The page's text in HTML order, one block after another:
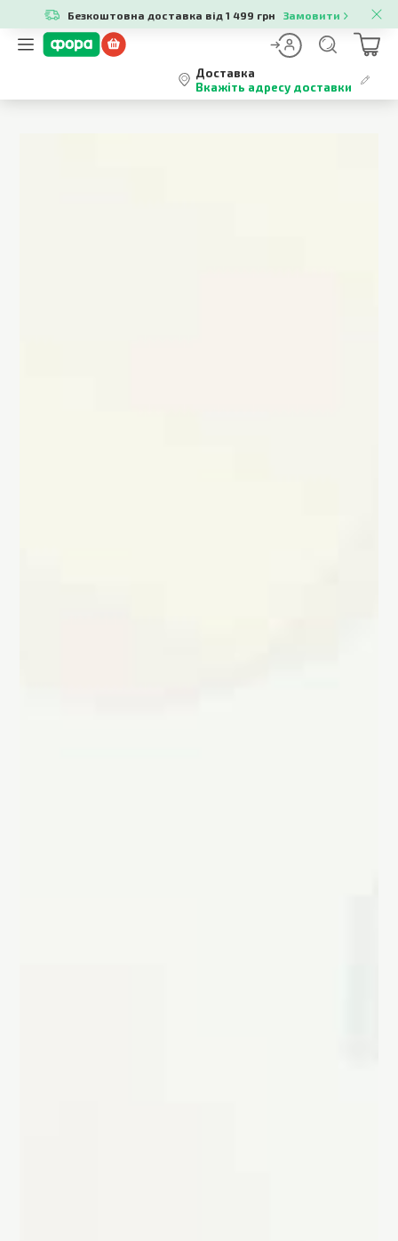
Безкоштовна доставка від 1 499 грн Замовити
Доставка
Вкажіть адресу доставки